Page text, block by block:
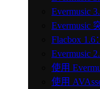
Evermusic
Evermusic
Flacbox
Evermusic
使用
使用